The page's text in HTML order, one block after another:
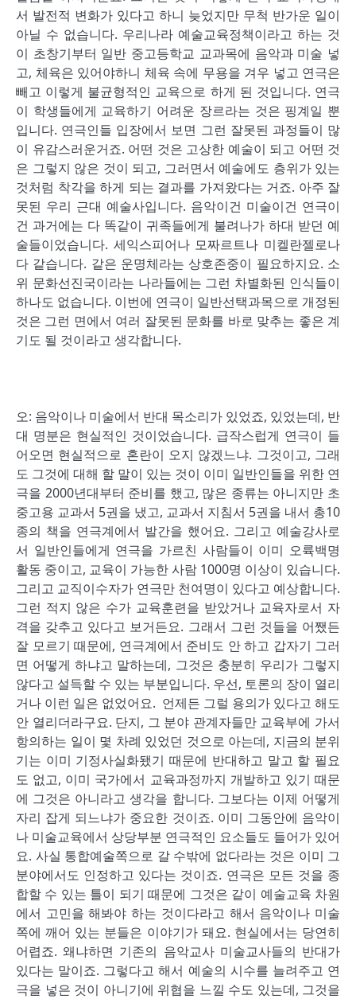
서 발전적 변화가 있다고 하니 늦었지만 무척 반가운 일이
아닐 수 없습니다. 우리나라 예술교육정책이라고 하는 것
이 초창기부터 일반 중고등학교 교과목에 음악과 미술 넣
고, 체육은 있어야하니 체육 속에 무용을 겨우 넣고 연극은
빼고 이렇게 불균형적인 교육으로 하게 된 것입니다. 연극
이 학생들에게 교육하기 어려운 장르라는 것은 핑계일 뿐
입니다. 연극인들 입장에서 보면 그런 잘못된 과정들이 많
이 유감스러운거죠. 어떤 것은 고상한 예술이 되고 어떤 것
은 그렇지 않은 것이 되고, 그러면서 예술에도 층위가 있는
것처럼 착각을 하게 되는 결과를 가져왔다는 거죠. 아주 잘
못된 우리 근대 예술사입니다. 음악이건 미술이건 연극이
건 과거에는 다 똑같이 귀족들에게 불려나가 하대 받던 예
술들이었습니다. 세익스피어나 모짜르트나 미켈란젤로나
다 같습니다. 같은 운명체라는 상호존중이 필요하지요. 소
위 문화선진국이라는 나라들에는 그런 차별화된 인식들이
하나도 없습니다. 이번에 연극이 일반선택과목으로 개정된
것은 그런 면에서 여러 잘못된 문화를 바로 맞추는 좋은 계
기도 될 것이라고 생각합니다.
오: 음악이나 미술에서 반대 목소리가 있었죠, 있었는데, 반
대 명분은 현실적인 것이었습니다. 급작스럽게 연극이 들
어오면 현실적으로 혼란이 오지 않겠느냐. 그것이고, 그래
도 그것에 대해 할 말이 있는 것이 이미 일반인들을 위한 연
극을 2000년대부터 준비를 했고, 많은 종류는 아니지만 초
중고용 교과서 5권을 냈고, 교과서 지침서 5권을 내서 총10
종의 책을 연극계에서 발간을 했어요. 그리고 예술강사로
서 일반인들에게 연극을 가르친 사람들이 이미 오륙백명
활동 중이고, 교육이 가능한 사람 1000명 이상이 있습니다.
그리고 교직이수자가 연극만 천여명이 있다고 예상합니다.
그런 적지 않은 수가 교육훈련을 받았거나 교육자로서 자
격을 갖추고 있다고 보거든요. 그래서 그런 것들을 어쨌든
잘 모르기 때문에, 연극계에서 준비도 안 하고 갑자기 그러
면 어떻게 하냐고 말하는데, 그것은 충분히 우리가 그렇지
않다고 설득할 수 있는 부분입니다. 우선, 토론의 장이 열리
거나 이런 일은 없었어요. 언제든 그럴 용의가 있다고 해도
안 열리더라구요. 단지, 그 분야 관계자들만 교육부에 가서
항의하는 일이 몇 차례 있었던 것으로 아는데, 지금의 분위
기는 이미 기정사실화됐기 때문에 반대하고 말고 할 필요
도 없고, 이미 국가에서 교육과정까지 개발하고 있기 때문
에 그것은 아니라고 생각을 합니다. 그보다는 이제 어떻게
자리 잡게 되느냐가 중요한 것이죠. 이미 그동안에 음악이
나 미술교육에서 상당부분 연극적인 요소들도 들어가 있어
요. 사실 통합예술쪽으로 갈 수밖에 없다라는 것은 이미 그
분야에서도 인정하고 있다는 것이죠. 연극은 모든 것을 종
합할 수 있는 틀이 되기 때문에 그것은 같이 예술교육 차원
에서 고민을 해봐야 하는 것이다라고 해서 음악이나 미술
쪽에 깨어 있는 분들은 이야기가 돼요. 현실에서는 당연히
어렵죠. 왜냐하면 기존의 음악교사 미술교사들의 반대가
있다는 말이죠. 그렇다고 해서 예술의 시수를 늘려주고 연
극을 넣은 것이 아니기에 위협을 느낄 수도 있는데, 그것을